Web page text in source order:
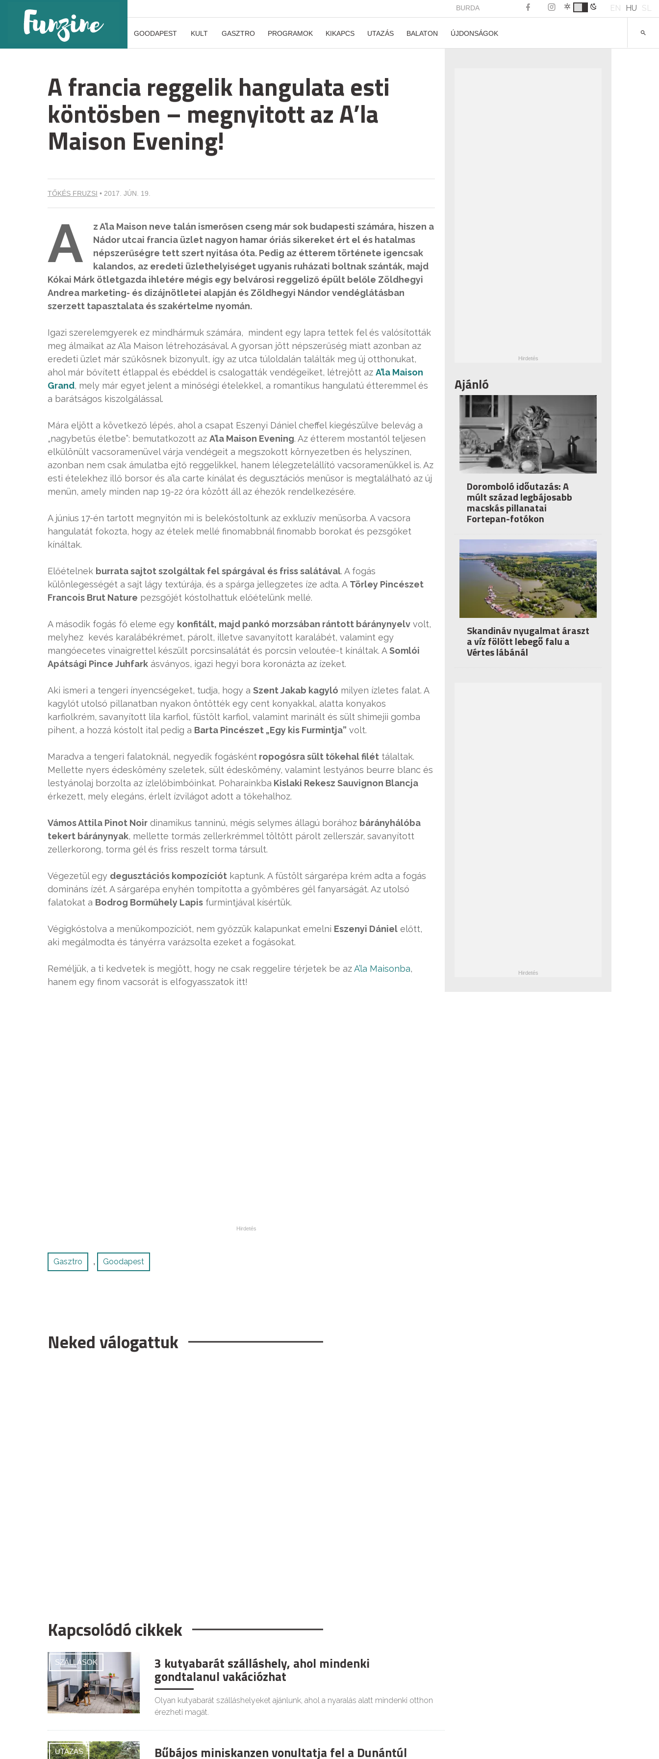
BURDA EN HU SL
GOODAPEST KULT GASZTRO PROGRAMOK KIKAPCS UTAZÁS BALATON ÚJDONSÁGOK
A francia reggelik hangulata esti
köntösben – megnyitott az A’la
Maison Evening!
TŐKÉS FRUZSI • 2017. JÚN. 19.
A
z A’la Maison neve talán ismerősen cseng már sok budapesti számára, hiszen a
Nádor utcai francia üzlet nagyon hamar óriás sikereket ért el és hatalmas
népszerűségre tett szert nyitása óta. Pedig az étterem története igencsak
kalandos, az eredeti üzlethelyiséget ugyanis ruházati boltnak szánták, majd
Kókai Márk ötletgazda ihletére mégis egy belvárosi reggeliző épült belőle Zöldhegyi
Andrea marketing- és dizájnötletei alapján és Zöldhegyi Nándor vendéglátásban
szerzett tapasztalata és szakértelme nyomán.
Igazi szerelemgyerek ez mindhármuk számára, mindent egy lapra tettek fel és valósították
meg álmaikat az A’la Maison létrehozásával. A gyorsan jött népszerűség miatt azonban az
eredeti üzlet már szűkösnek bizonyult, így az utca túloldalán találták meg új otthonukat,
ahol már bővített étlappal és ebéddel is csalogatták vendégeiket, létrejött az A’la Maison
Grand, mely már egyet jelent a minőségi ételekkel, a romantikus hangulatú étteremmel és
a barátságos kiszolgálással.
Mára eljött a következő lépés, ahol a csapat Eszenyi Dániel cheffel kiegészülve belevág a
„nagybetűs életbe”: bemutatkozott az A’la Maison Evening. Az étterem mostantól teljesen
elkülönült vacsoramenüvel várja vendégeit a megszokott környezetben és helyszínen,
azonban nem csak ámulatba ejtő reggelikkel, hanem lélegzetelállító vacsoramenükkel is. Az
esti ételekhez illő borsor és a’la carte kínálat és degusztációs menüsor is megtalálható az új
menün, amely minden nap 19-22 óra között áll az éhezők rendelkezésére.
A június 17-én tartott megnyitón mi is belekóstoltunk az exkluzív menüsorba. A vacsora
hangulatát fokozta, hogy az ételek mellé finomabbnál finomabb borokat és pezsgőket
kínáltak.
Előételnek burrata sajtot szolgáltak fel spárgával és friss salátával. A fogás
különlegességét a sajt lágy textúrája, és a spárga jellegzetes íze adta. A Törley Pincészet
Francois Brut Nature pezsgőjét kóstolhattuk előételünk mellé.
A második fogás fő eleme egy konfitált, majd pankó morzsában rántott báránynyelv volt,
melyhez kevés karalábékrémet, párolt, illetve savanyított karalábét, valamint egy
mangóecetes vinaigrettel készült porcsinsalátát és porcsin veloutée-t kínáltak. ASomlói
Apátsági Pince Juhfark ásványos, igazi hegyi bora koronázta az ízeket.
Aki ismeri a tengeri ínyencségeket, tudja, hogy a Szent Jakab kagyló milyen ízletes falat. A
kagylót utolsó pillanatban nyakon öntötték egy cent konyakkal, alatta konyakos
karfiolkrém, savanyított lila karfiol, füstölt karfiol, valamint marinált és sült shimejii gomba
pihent, a hozzá kóstolt ital pedig a Barta Pincészet „Egy kis Furmintja” volt.
Maradva a tengeri falatoknál, negyedik fogásként ropogósra sült tőkehal filét tálaltak.
Mellette nyers édeskömény szeletek, sült édeskömény, valamint lestyános beurre blanc és
lestyánolaj borzolta az ízlelőbimbóinkat. Poharainkba Kislaki Rekesz Sauvignon Blancja
érkezett, mely elegáns, érlelt ízvilágot adott a tőkehalhoz.
Vámos Attila Pinot Noir dinamikus tanninú, mégis selymes állagú borához bárányhálóba
tekert báránynyak, mellette tormás zellerkrémmel töltött párolt zellerszár, savanyított
zellerkorong, torma gél és friss reszelt torma társult.
Végezetül egy degusztációs kompozíciót kaptunk. A füstölt sárgarépa krém adta a fogás
domináns ízét. A sárgarépa enyhén tompította a gyömbéres gél fanyarságát. Az utolsó
falatokat a Bodrog Borműhely Lapis furmintjával kísértük.
Végigkóstolva a menükompozíciót, nem győzzük kalapunkat emelni Eszenyi Dániel előtt,
aki megálmodta és tányérra varázsolta ezeket a fogásokat.
Reméljük, a ti kedvetek is megjött, hogy ne csak reggelire térjetek be azA’la Maisonba,
hanem egy finom vacsorát is elfogyasszatok itt!
Gasztro , Goodapest
Neked válogattuk
Kapcsolódó cikkek
SZÁLLÁSOK 3 kutyabarát szálláshely, ahol mindenki
gondtalanul vakációzhat
Olyan kutyabarát szálláshelyeket ajánlunk, ahol a nyaralás alatt mindenki otthon
érezheti magát.
UTAZÁS Bűbájos miniskanzen vonultatja fel a Dunántúl
Ajánló
Doromboló időutazás: A
múlt század legbájosabb
macskás pillanatai
Fortepan-fotókon
Skandináv nyugalmat áraszt
a víz fölött lebegő falu a
Vértes lábánál